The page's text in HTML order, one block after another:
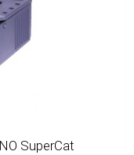
SuperCat